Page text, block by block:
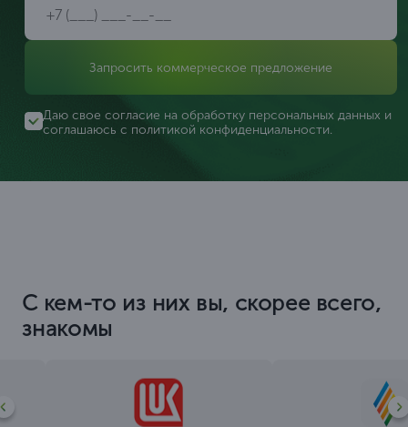
Запросить коммерческое предложение
Даю свое согласие на обработку персональных данных и
соглашаюсь с политикой конфиденциальности.
С кем-то из них вы, скорее всего,
знакомы